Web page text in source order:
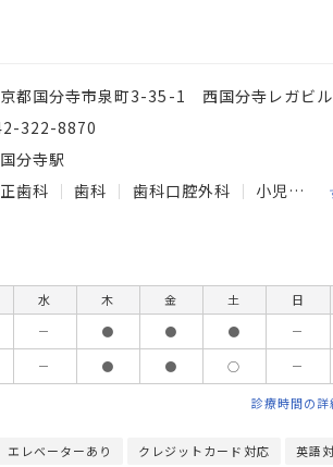
都国分寺市泉町3-35-1 西国分寺レガビ
322-8870
分寺駅
歯科
歯科 歯科口腔外科 小児歯科
水 木 金 土 日
－ ● ● ● －
－ ● ● ○ －
診療時間の詳
エレベーターあり クレジットカード対応 英語